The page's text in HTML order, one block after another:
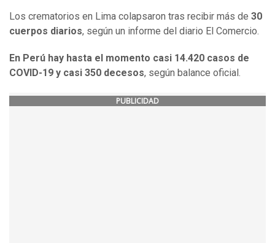
Los crematorios en Lima colapsaron tras recibir más de 30
cuerpos diarios, según un informe del diario El Comercio.
En Perú hay hasta el momento casi 14.420 casos de
COVID-19 y casi 350 decesos, según balance oficial.
PUBLICIDAD